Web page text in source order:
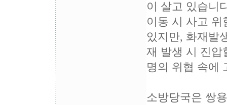
이 살고 있습니
이동 시 사고
있지만, 화재발
재 발생 시 진압
명의 위협 속에
소방당국은 쌍